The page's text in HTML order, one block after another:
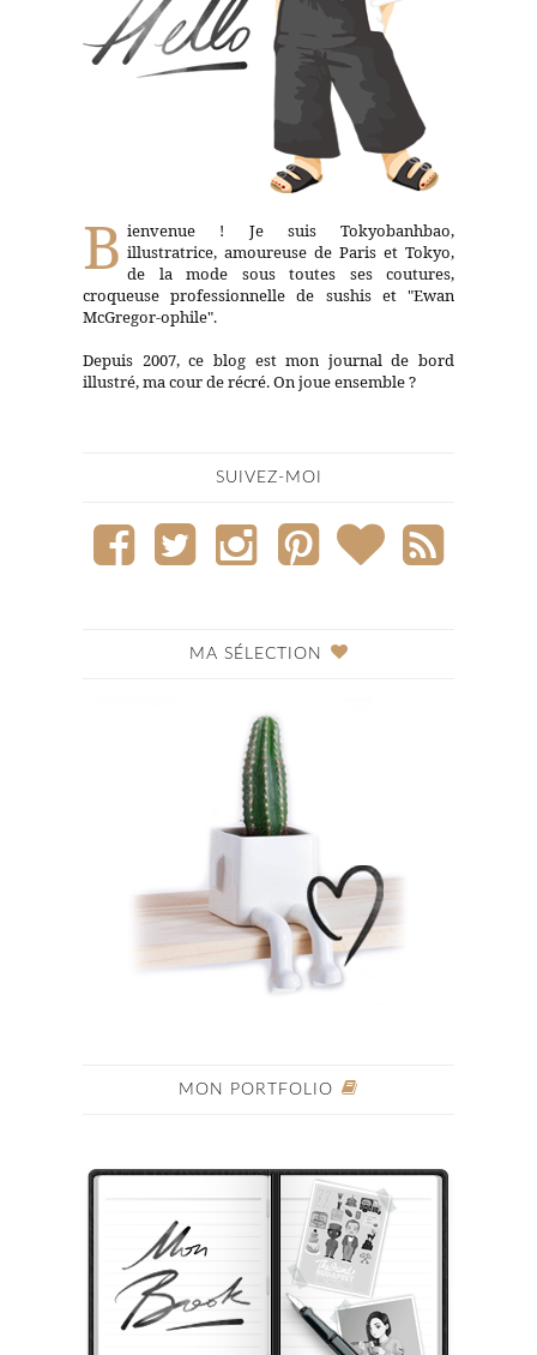
B ienvenue ! Je suis Tokyobanhbao,
illustratrice, amoureuse de Paris et Tokyo,
de la mode sous toutes ses coutures,
croqueuse professionnelle de sushis et "Ewan
McGregor-ophile".
Depuis 2007, ce blog est mon journal de bord
illustré, ma cour de récré. On joue ensemble ?
SUIVEZ-MOI
MA SÉLECTION
MON PORTFOLIO